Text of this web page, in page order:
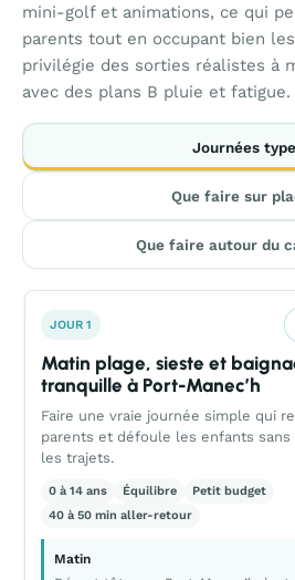
mini-golf et animations, ce qui
parents tout en occupant bien
privilégie des sorties réalistes à
avec des plans B pluie et fatigue.
Journées
Que faire sur
Que faire autour du
JOUR 1
Matin plage, sieste et
tranquille à Port-Manec’h
Faire une vraie journée simple qui
parents et défoule les enfants
les trajets.
0 à 14 ans Équilibre
Petit budget
40 à 50 min aller-retour
Matin